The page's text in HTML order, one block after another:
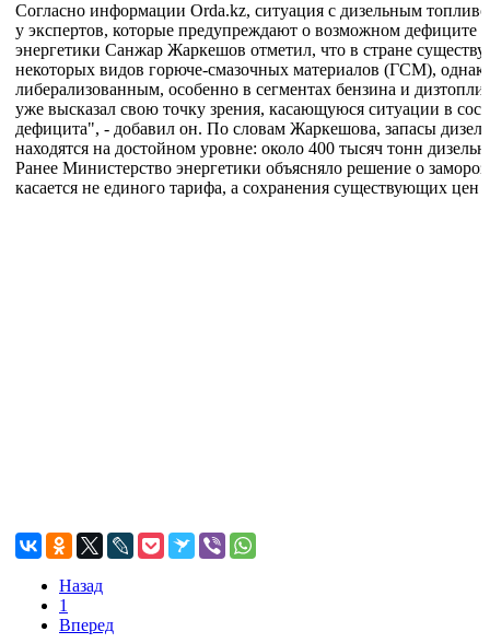
Согласно информации Orda.kz, ситуация с дизельным
у экспертов, которые предупреждают о возможном дефиците
энергетики Санжар Жаркешов отметил, что в стране
некоторых видов горюче-смазочных материалов (ГСМ),
либерализованным, особенно в сегментах бензина и
уже высказал свою точку зрения, касающуюся ситуации в
дефицита", - добавил он. По словам Жаркешова, запасы
находятся на достойном уровне: около 400 тысяч тонн
Ранее Министерство энергетики объясняло решение о
касается не единого тарифа, а сохранения существующих
Назад
1
Вперед